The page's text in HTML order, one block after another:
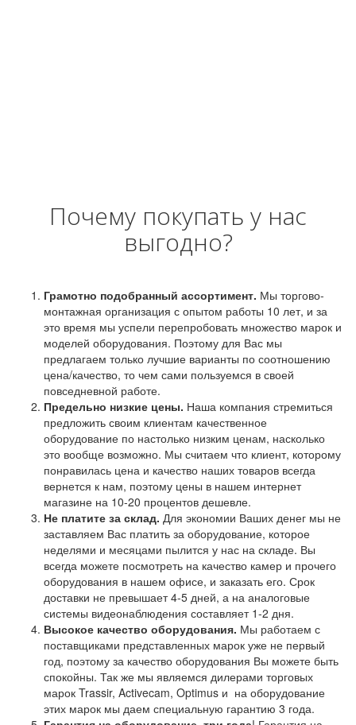
Почему покупать у нас
выгодно?
Грамотно подобранный ассортимент. Мы торгово-
монтажная организация с опытом работы 10 лет, и за
это время мы успели перепробовать множество марок и
моделей оборудования. Поэтому для Вас мы
предлагаем только лучшие варианты по соотношению
цена/качество, то чем сами пользуемся в своей
повседневной работе.
Предельно низкие цены. Наша компания стремиться
предложить своим клиентам качественное
оборудование по настолько низким ценам, насколько
это вообще возможно. Мы считаем что клиент, которому
понравилась цена и качество наших товаров всегда
вернется к нам, поэтому цены в нашем интернет
магазине на 10-20 процентов дешевле.
Не платите за склад. Для экономии Ваших денег мы не
заставляем Вас платить за оборудование, которое
неделями и месяцами пылится у нас на складе. Вы
всегда можете посмотреть на качество камер и прочего
оборудования в нашем офисе, и заказать его. Срок
доставки не превышает 4-5 дней, а на аналоговые
системы видеонаблюдения составляет 1-2 дня.
Высокое качество оборудования. Мы работаем с
поставщиками представленных марок уже не первый
год, поэтому за качество оборудования Вы можете быть
спокойны. Так же мы являемся дилерами торговых
марок Trassir, Activecam, Optimus и на оборудование
этих марок мы даем специальную гарантию 3 года.